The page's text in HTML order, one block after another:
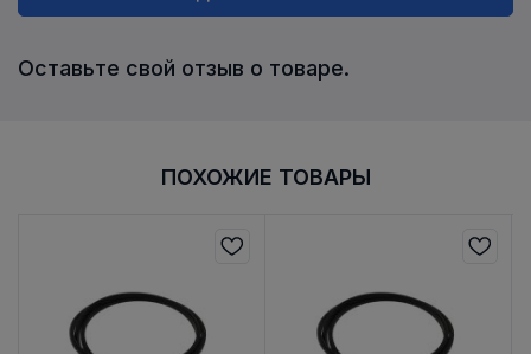
Оставьте свой отзыв о товаре.
ПОХОЖИЕ ТОВАРЫ